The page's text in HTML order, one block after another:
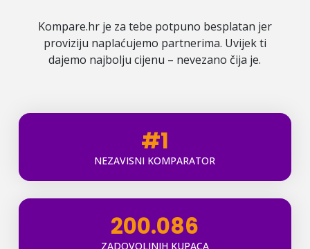
Kompare.hr je za tebe potpuno besplatan jer
proviziju naplaćujemo partnerima. Uvijek ti
dajemo najbolju cijenu – nevezano čija je.
#1
NEZAVISNI KOMPARATOR
200.086
ZADOVOLJNIH KUPACA